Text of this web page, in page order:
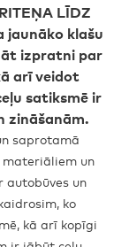
LĪDZ
jaunāko klašu
izpratni par
arī veidot
satiksmē ir
zināšanām.
saprotamā
un
autobūves un
ko
kā arī kopīgi